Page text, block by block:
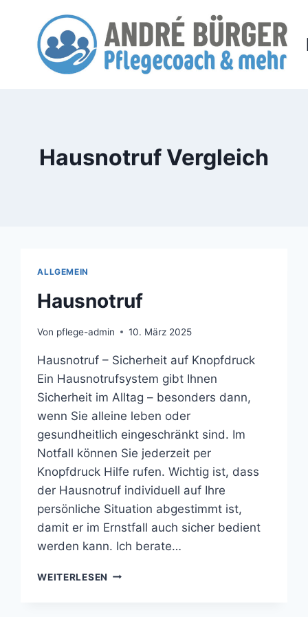
springen
Hausnotruf Vergleich
ALLGEMEIN
Hausnotruf
Von pflege-admin 10. März 2025
Hausnotruf – Sicherheit auf Knopfdruck
Ein Hausnotrufsystem gibt Ihnen
Sicherheit im Alltag – besonders dann,
wenn Sie alleine leben oder
gesundheitlich eingeschränkt sind. Im
Notfall können Sie jederzeit per
Knopfdruck Hilfe rufen. Wichtig ist, dass
der Hausnotruf individuell auf Ihre
persönliche Situation abgestimmt ist,
damit er im Ernstfall auch sicher bedient
werden kann. Ich berate…
WEITERLESEN HAUSNOTRUF